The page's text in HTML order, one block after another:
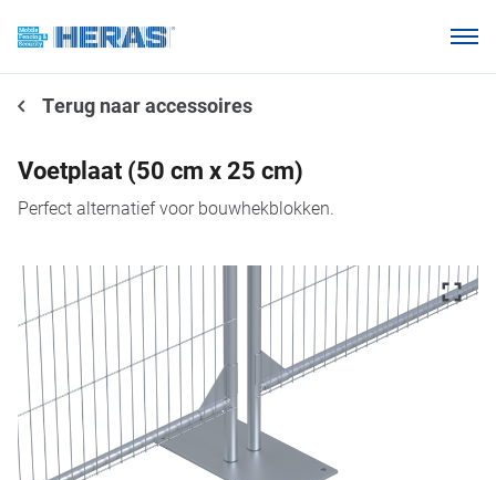
Waarom Heras Mobile?
Producten
Kennisbank
Webshop
Terug naar accessoires
Voetplaat (50 cm x 25 cm)
Perfect alternatief voor bouwhekblokken.